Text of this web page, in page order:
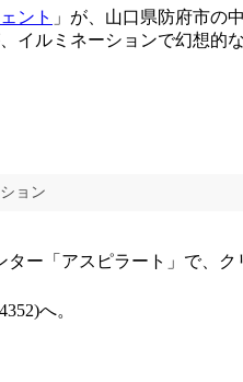
ント 」が、山口県防府市の
イルミネーションで幻想的
ョン
ー「アスピラート」で、ク
へ。